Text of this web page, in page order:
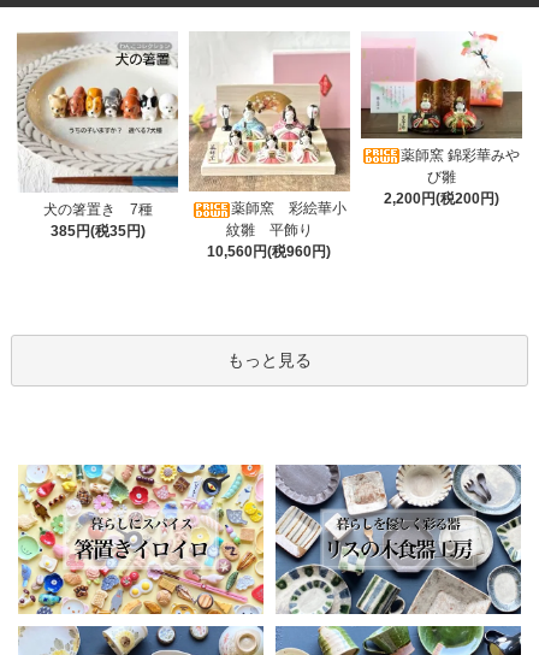
犬の箸置き 7種
385円(税35円)
薬師窯 彩絵華小
紋雛 平飾り
10,560円(税960円)
薬師窯 錦彩華みや
び雛
2,200円(税200円)
もっと見る